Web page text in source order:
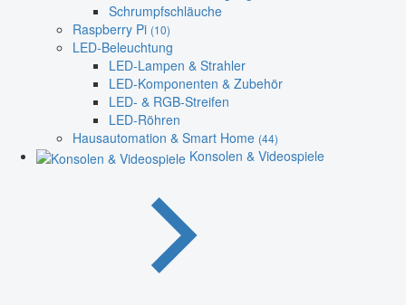
Schrumpfschläuche
Raspberry Pi (10)
LED-Beleuchtung
LED-Lampen & Strahler
LED-Komponenten & Zubehör
LED- & RGB-Streifen
LED-Röhren
Hausautomation & Smart Home (44)
Konsolen & Videospiele